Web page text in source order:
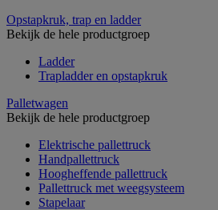
Opstapkruk, trap en ladder
Bekijk de hele productgroep
Ladder
Trapladder en opstapkruk
Palletwagen
Bekijk de hele productgroep
Elektrische pallettruck
Handpallettruck
Hoogheffende pallettruck
Pallettruck met weegsysteem
Stapelaar